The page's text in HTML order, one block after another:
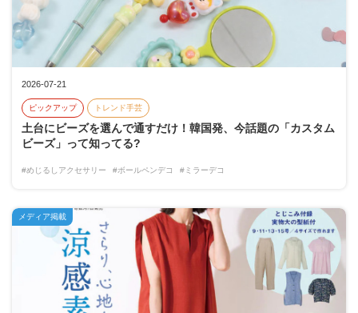
2026-07-21
ピックアップ トレンド手芸
土台にビーズを選んで通すだけ！韓国発、今話題の「カスタム
ビーズ」って知ってる?
#めじるしアクセサリー #ボールペンデコ #ミラーデコ
メディア掲載